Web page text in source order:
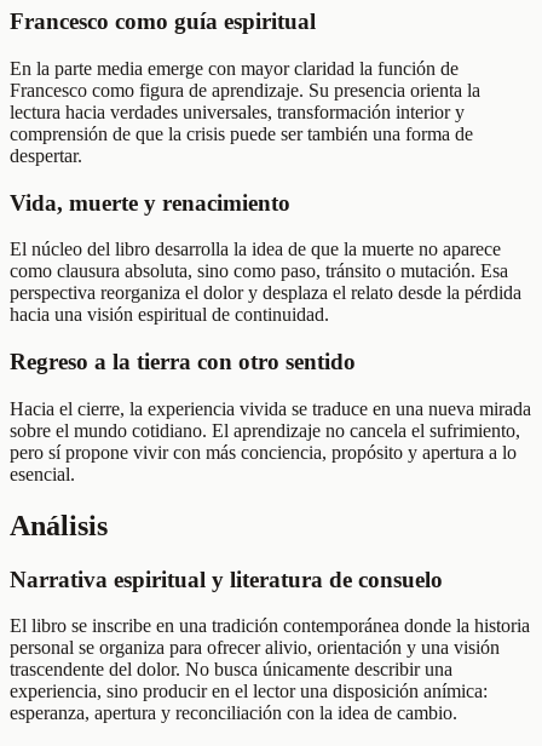
Francesco como guía espiritual
En la parte media emerge con mayor claridad la función de
Francesco como figura de aprendizaje. Su presencia orienta la
lectura hacia verdades universales, transformación interior y
comprensión de que la crisis puede ser también una forma de
despertar.
Vida, muerte y renacimiento
El núcleo del libro desarrolla la idea de que la muerte no aparece
como clausura absoluta, sino como paso, tránsito o mutación. Esa
perspectiva reorganiza el dolor y desplaza el relato desde la pérdida
hacia una visión espiritual de continuidad.
Regreso a la tierra con otro sentido
Hacia el cierre, la experiencia vivida se traduce en una nueva mirada
sobre el mundo cotidiano. El aprendizaje no cancela el sufrimiento,
pero sí propone vivir con más conciencia, propósito y apertura a lo
esencial.
Análisis
Narrativa espiritual y literatura de consuelo
El libro se inscribe en una tradición contemporánea donde la historia
personal se organiza para ofrecer alivio, orientación y una visión
trascendente del dolor. No busca únicamente describir una
experiencia, sino producir en el lector una disposición anímica:
esperanza, apertura y reconciliación con la idea de cambio.